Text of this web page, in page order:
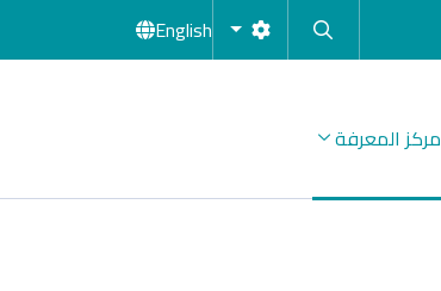
English
مركز المعرفة